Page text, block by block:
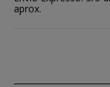
aprox.